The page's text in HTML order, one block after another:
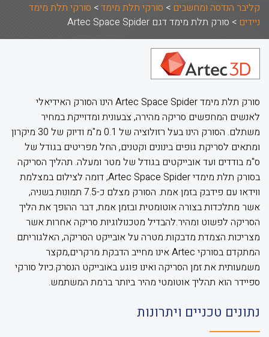
קליבר הנדסה ומחשבים > סורקי תלת מימד> סורקי תלת מימד
ניידים > סורק תלת מימד דגם Artec Space Spider
סורק תלת מימד Artec Space Spider הינו הסורק האידיאלי
לאנשים המחפשים סריקה מהירה, צבעונית ומדוייקת במחיר
משתלם. הסורק הינו בעל רזולוציה של 0.1 מ"מ ודיוק של 30 מיקרון
ומתאים לסריקת גופים בינונים וקטנים, החל מפריטים בגודל של
ס"מ בודדים ועד אובייקטים בגודל של מטר ומעלה. תהליך הסריקה
בסורק תלת מימדי Artec Space Spider, דומה לצילום במצלמת
ווידאו עם פידבק בזמן אמת. הסורק מצלם כ-7.5 תמונות בשניה,
אשר מתלכדות בצורה אוטומטית ובזמן אמת, דבר ההופך את הליך
הסריקה לפשוט ומהיר.להבדיל מטכנולוגיות סריקה אחרות אשר
מצריכות הצמדת מדבקות מטרה על אובייקט הסריקה, האלגוריתם
המתקדם בסורקי Artec אינו מחייב הדבקת מרקרים,מקצר
משמעותית את זמן הסריקה ואינו פוגע באובייקט הנסרק.כיול סורקי
ספיידר הוא תהליך אוטומטי מהיר ביותר ברמת המשתמש.
נתונים טכניים ויתרונות